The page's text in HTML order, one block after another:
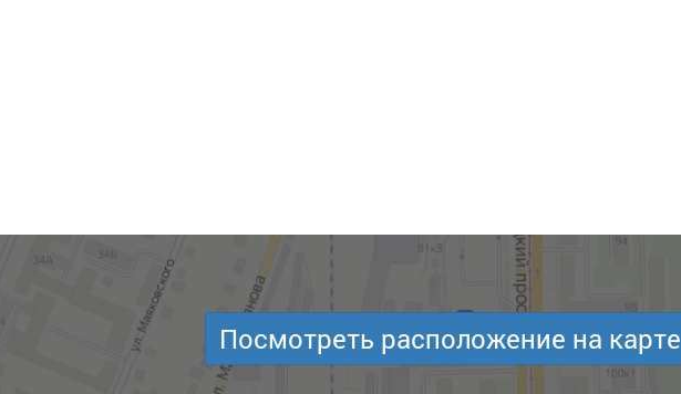
Посмотреть расположение на карте